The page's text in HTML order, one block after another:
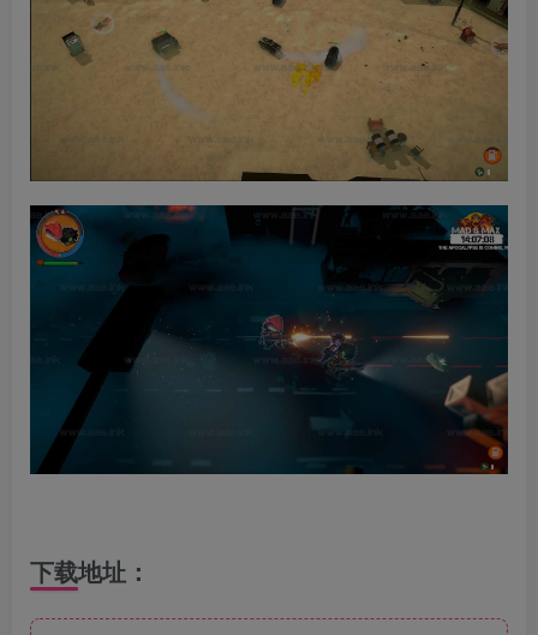
下载地址：